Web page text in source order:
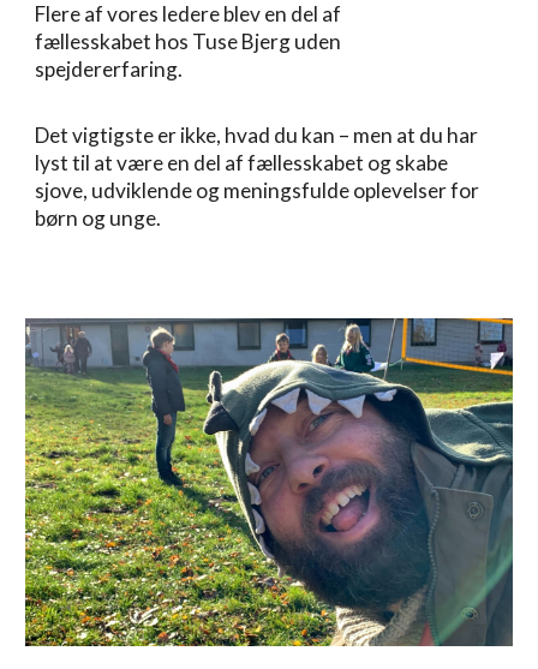
Flere af vores ledere blev en del af
fællesskabet hos Tuse Bjerg uden
spejdererfaring.
Det vigtigste er ikke, hvad du kan – men at du har
lyst til at være en del af fællesskabet og skabe
sjove, udviklende og meningsfulde oplevelser for
børn og unge.